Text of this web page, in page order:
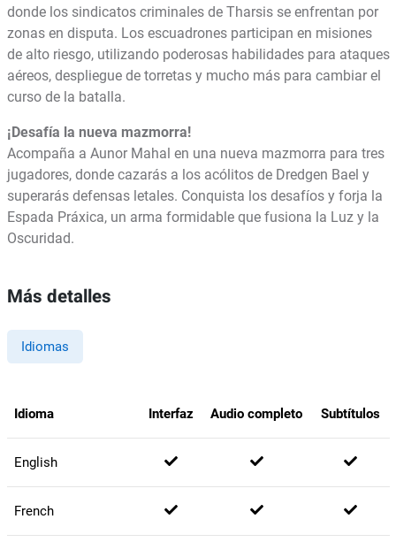
donde los sindicatos criminales de Tharsis se enfrentan por
zonas en disputa. Los escuadrones participan en misiones
de alto riesgo, utilizando poderosas habilidades para ataques
aéreos, despliegue de torretas y mucho más para cambiar el
curso de la batalla.
¡Desafía la nueva mazmorra!
Acompaña a Aunor Mahal en una nueva mazmorra para tres
jugadores, donde cazarás a los acólitos de Dredgen Bael y
superarás defensas letales. Conquista los desafíos y forja la
Espada Práxica, un arma formidable que fusiona la Luz y la
Oscuridad.
Más detalles
Idiomas
Idioma Interfaz Audio completo Subtítulos
English
French